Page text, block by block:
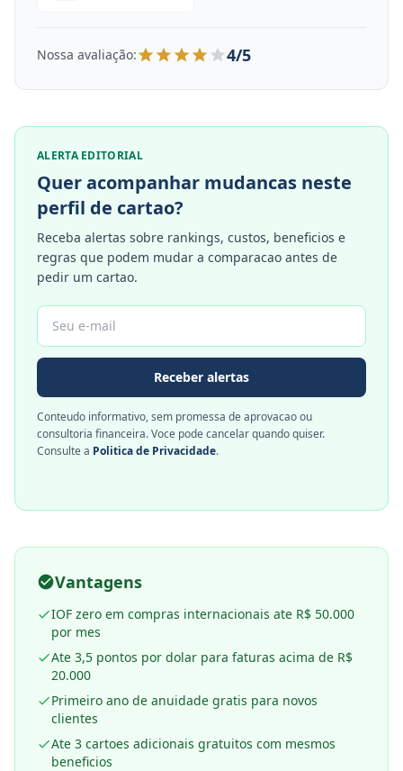
Nossa avaliação: 4/5
ALERTA EDITORIAL
Quer acompanhar mudancas neste
perfil de cartao?
Receba alertas sobre rankings, custos, beneficios e
regras que podem mudar a comparacao antes de
pedir um cartao.
Receber alertas
Conteudo informativo, sem promessa de aprovacao ou
consultoria financeira. Voce pode cancelar quando quiser.
Consulte a Politica de Privacidade.
Vantagens
IOF zero em compras internacionais ate R$ 50.000
por mes
Ate 3,5 pontos por dolar para faturas acima de R$
20.000
Primeiro ano de anuidade gratis para novos
clientes
Ate 3 cartoes adicionais gratuitos com mesmos
beneficios